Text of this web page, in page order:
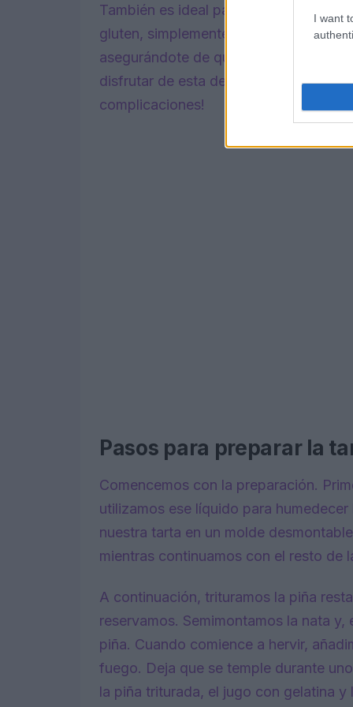
I want
También es ideal para quienes tienen
gluten, simplemente sustituye la base
asegurándote de que todos los
disfrutar de esta delicia sin
complicaciones!
Pasos para preparar la
Comencemos con la preparación.
utilizamos ese líquido para
nuestra tarta en un molde
mientras continuamos con el resto de
A continuación, trituramos la piña
reservamos. Semimontamos la nata
piña. Cuando comience a hervir,
fuego. Deja que se temple durante
la piña triturada, el jugo con gelatina y